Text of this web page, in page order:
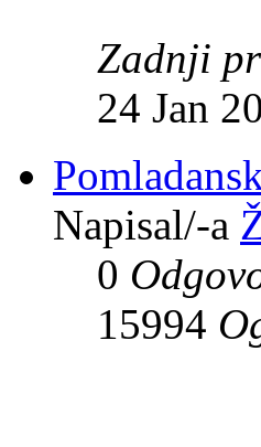
Zadnji
24 Jan
Napisal/-a
0
15994